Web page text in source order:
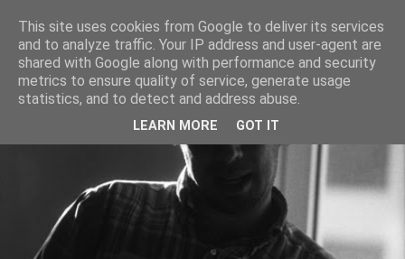
This site uses cookies from Google to deliver its services
and to analyze traffic. Your IP address and user-agent are
shared with Google along with performance and security
metrics to ensure quality of service, generate usage
statistics, and to detect and address abuse.
LEARN MORE GOT IT